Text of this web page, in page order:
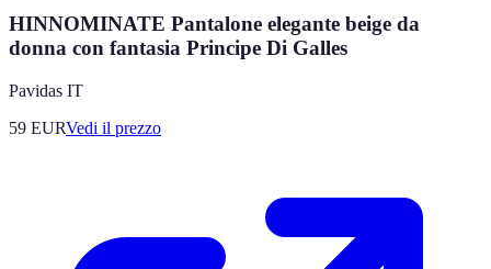
HINNOMINATE Pantalone elegante beige da
donna con fantasia Principe Di Galles
Pavidas IT
59 EURVedi il prezzo